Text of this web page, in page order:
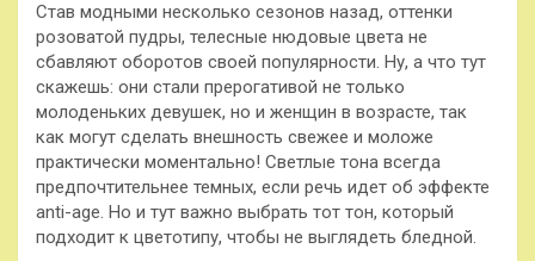
Став модными несколько сезонов назад, оттенки
розоватой пудры, телесные нюдовые цвета не
сбавляют оборотов своей популярности. Ну, а что тут
скажешь: они стали прерогативой не только
молоденьких девушек, но и женщин в возрасте, так
как могут сделать внешность свежее и моложе
практически моментально! Светлые тона всегда
предпочтительнее темных, если речь идет об эффекте
anti-age. Но и тут важно выбрать тот тон, который
подходит к цветотипу, чтобы не выглядеть бледной.